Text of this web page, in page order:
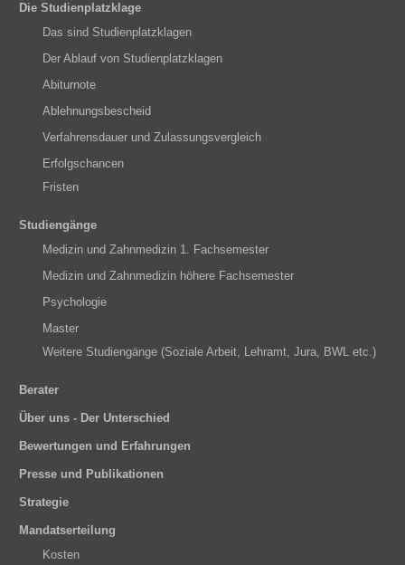
Die Studienplatzklage
Das sind Studienplatzklagen
Der Ablauf von Studienplatzklagen
Abiturnote
Ablehnungsbescheid
Verfahrensdauer und Zulassungsvergleich
Erfolgschancen
Fristen
Studiengänge
Medizin und Zahnmedizin 1. Fachsemester
Medizin und Zahnmedizin höhere Fachsemester
Psychologie
Master
Weitere Studiengänge (Soziale Arbeit, Lehramt, Jura, BWL etc.)
Berater
Über uns - Der Unterschied
Bewertungen und Erfahrungen
Presse und Publikationen
Strategie
Mandatserteilung
Kosten